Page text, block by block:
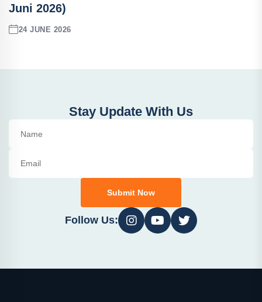
Juni 2026)
24 JUNE 2026
Stay Update With Us
Submit Now
Follow Us: